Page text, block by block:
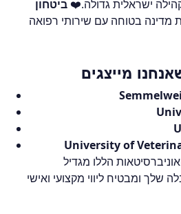
ישראלית גדולה.❤️ ביטחון
מדינה בטוחה עם שירותי רפואה
מייצגים
University of
הללו מגדיל
שלך ומבטיח ליווי מקצועי ואישי